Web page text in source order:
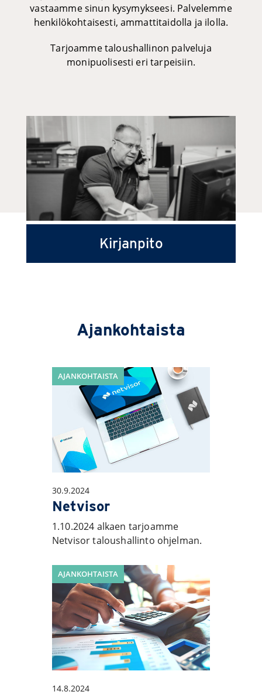
vastaamme sinun kysymykseesi. Palvelemme
henkilökohtaisesti, ammattitaidolla ja ilolla.
Tarjoamme taloushallinon palveluja
monipuolisesti eri tarpeisiin.
Kirjanpito
Ajankohtaista
AJANKOHTAISTA
30.9.2024
Netvisor
1.10.2024 alkaen tarjoamme
Netvisor taloushallinto ohjelman.
AJANKOHTAISTA
14.8.2024